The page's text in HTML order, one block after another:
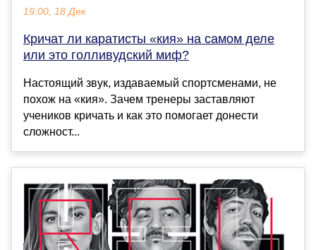
19:00, 18 Дек
Кричат ли каратисты «кия» на самом деле
или это голливудский миф?
Настоящий звук, издаваемый спортсменами, не
похож на «кия». Зачем тренеры заставляют
учеников кричать и как это помогает донести
сложност...